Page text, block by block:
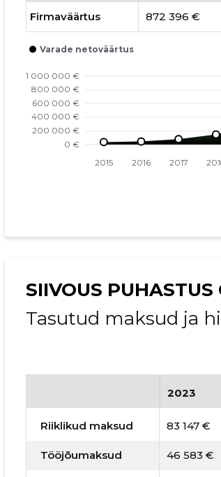
Firmaväärtus 872 396 €
SIIVOUS PUHASTUS
Tasutud maksud ja
2023
Riiklikud maksud 83 147 €
Tööjõumaksud 46 583 €